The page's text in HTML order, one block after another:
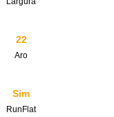
22
Aro
Sim
RunFlat